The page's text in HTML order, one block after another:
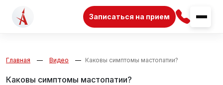
Записаться на прием
Главная Видео Каковы симптомы мастопатии?
Каковы симптомы мастопатии?